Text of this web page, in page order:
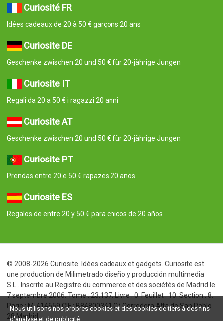
Curiosité FR
Idées cadeaux de 20 à 50 € garçons 20 ans
Curiosite DE
Geschenke zwischen 20 und 50 € für 20-jährige Jungen
Curiosite IT
Regali da 20 a 50 € i ragazzi 20 anni
Curiosite AT
Geschenke zwischen 20 und 50 € für 20-jährige Jungen
Curiosite PT
Prendas entre 20 e 50 € rapazes 20 anos
Curiosite ES
Regalos de entre 20 y 50 € para chicos de 20 años
© 2008-2026 Curiosite. Idées cadeaux et gadgets. Curiosite est
une production de Milimetrado diseño y producción multimedia
S.L.. Inscrite au Registre du commerce et des sociétés de Madrid le
7 septembre 2006. Tome : 23.137. Livre : 0. Feuillet : 10. Section : 8.
Page : M-414659 CIF : B84800341 C/ Corredera Alta de San Pablo
28 Madrid
Nous utilisons nos propres cookies et des cookies de tiers à des fins
d'analyse et de publicité.